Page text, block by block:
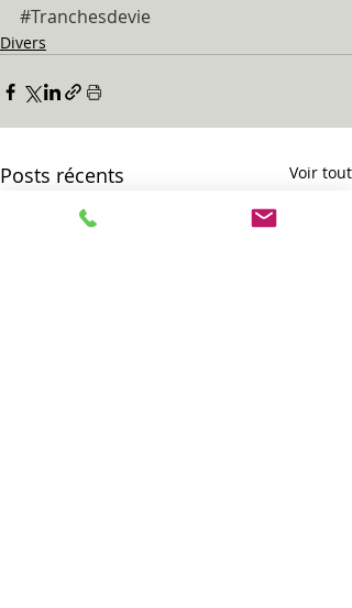
#Tranchesdevie
Divers
Posts récents Voir tout